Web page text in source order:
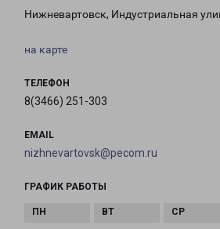
Нижневартовск, Индустриальная
на карте
ТЕЛЕФОН
8(3466) 251-303
EMAIL
nizhnevartovsk@pecom.ru
ГРАФИК РАБОТЫ